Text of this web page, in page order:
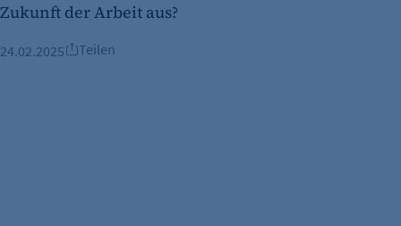
Zukunft der Arbeit aus?
24.02.2025 Teilen